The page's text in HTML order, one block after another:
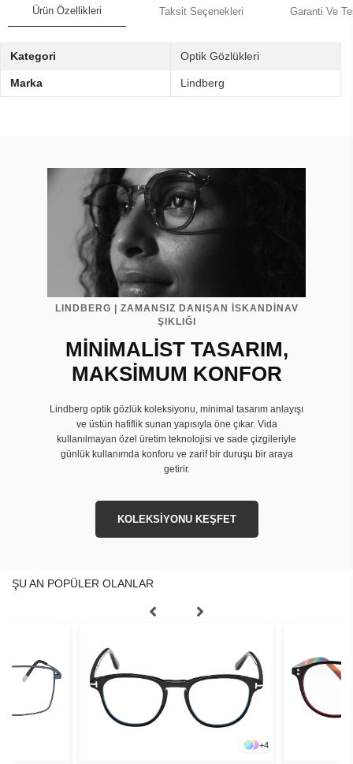
Ürün Özellikleri Taksit Seçenekleri Garanti Ve
Kategori Optik Gözlükleri
Marka Lindberg
LINDBERG | ZAMANSIZ DANIŞAN İSKANDİNAV
ŞIKLIĞI
MİNİMALİST TASARIM,
MAKSİMUM KONFOR
Lindberg optik gözlük koleksiyonu, minimal tasarım anlayışı
ve üstün hafiflik sunan yapısıyla öne çıkar. Vida
kullanılmayan özel üretim teknolojisi ve sade çizgileriyle
günlük kullanımda konforu ve zarif bir duruşu bir araya
getirir.
KOLEKSİYONU KEŞFET
ŞU AN POPÜLER OLANLAR
+4